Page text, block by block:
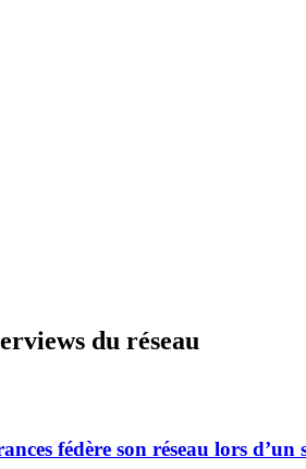
du réseau
fédère son réseau lors